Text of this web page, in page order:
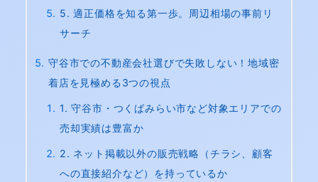
5. 適正価格を知る第一歩。周辺相場の事前リ
サーチ
守谷市での不動産会社選びで失敗しない！地域密
着店を見極める3つの視点
1. 守谷市・つくばみらい市など対象エリアでの
売却実績は豊富か
2. ネット掲載以外の販売戦略（チラシ、顧客
への直接紹介など）を持っているか